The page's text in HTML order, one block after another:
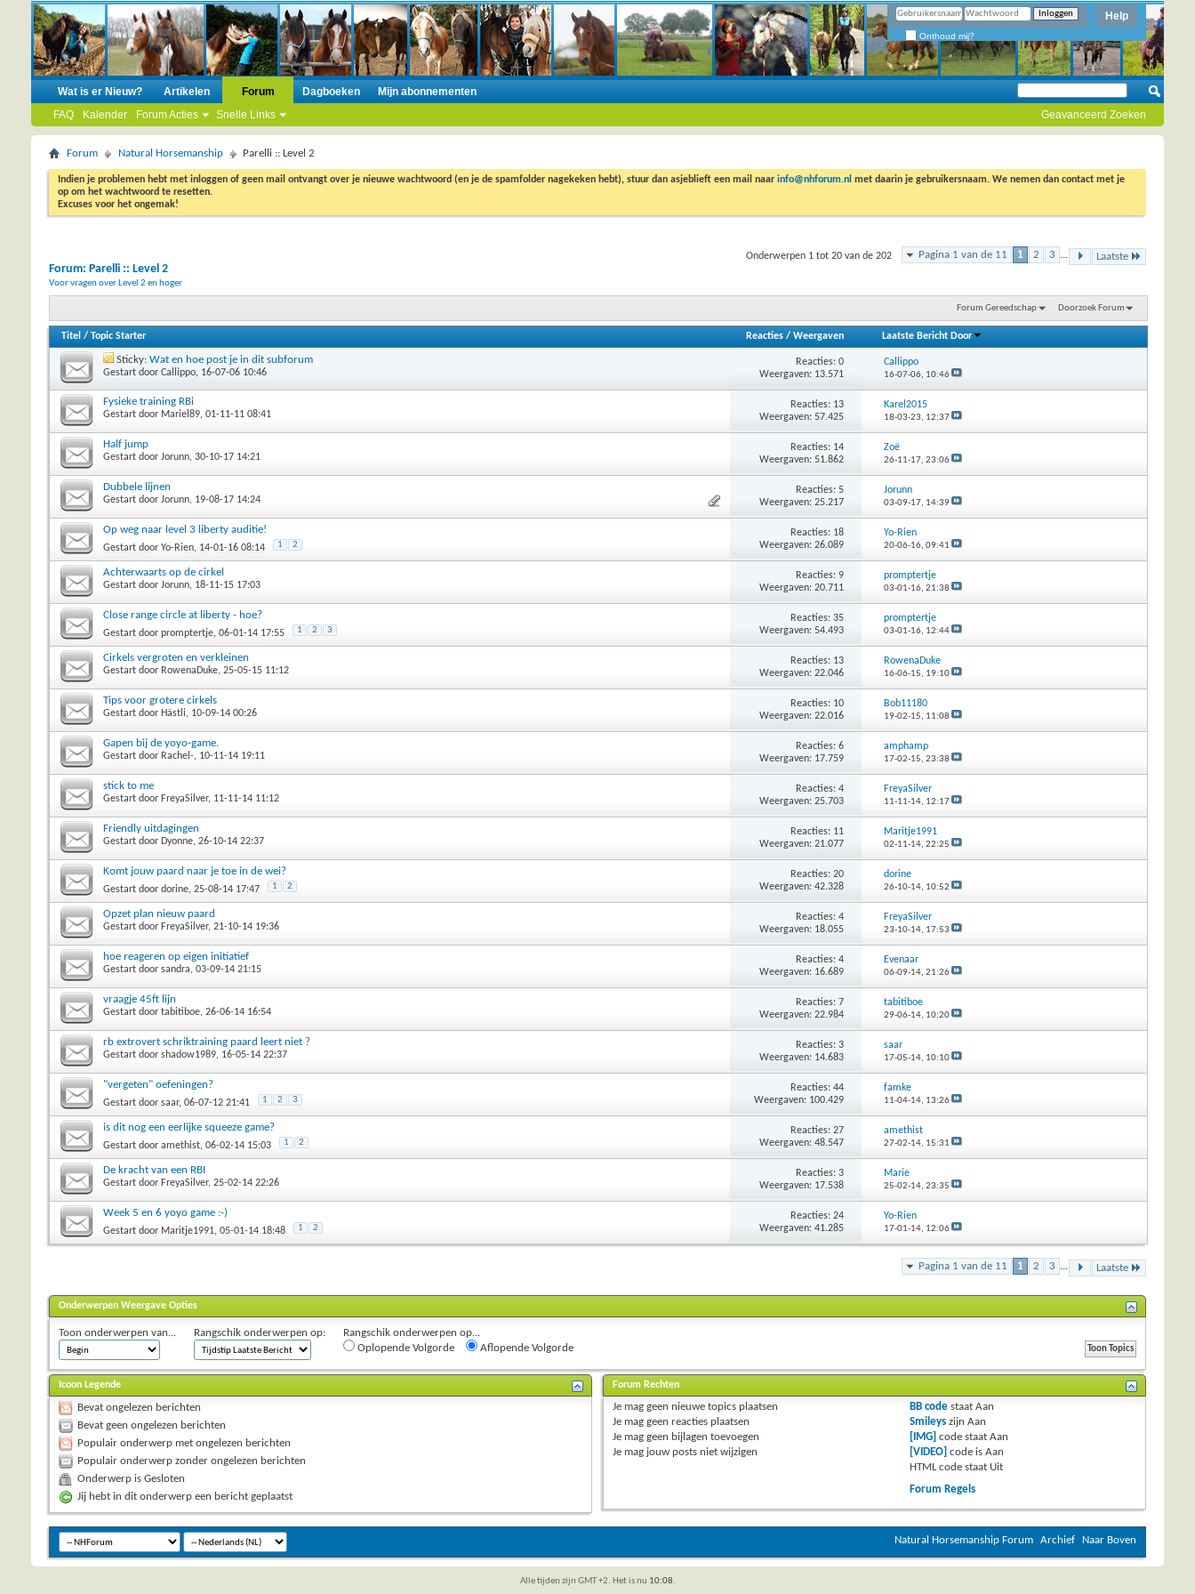
Help
Onthoud mij?
Wat is er Nieuw? Artikelen
Forum
FAQ
Kalender Forum Acties Snelle Links
Dagboeken
Mijn abonnementen
Geavanceerd Zoeken
Forum Natural Horsemanship Parelli :: Level 2
Indien je problemen hebt met inloggen of geen mail ontvangt over je nieuwe wachtwoord (en je de spamfolder nagekeken hebt), stuur dan asjeblieft een mail naar info@nhforum.nl met daarin je gebruikersnaam. We nemen dan contact met je
op om het wachtwoord te resetten.
Excuses voor het ongemak!
Pagina 1 van de 11 1 2 3 ... Laatste
Onderwerpen 1 tot 20 van de 202
Forum: Parelli :: Level 2
Voor vragen over Level 2 en hoger
Forum Gereedschap Doorzoek Forum
Titel / Topic Starter Reacties /Weergaven Laatste Bericht Door
Sticky: Wat en hoe post je in dit subforum
Gestart door Callippo, 16-07-06 10:46
Reacties: 0
Weergaven: 13.571
Callippo
16-07-06, 10:46
Fysieke training RBi
Gestart door Mariel89, 01-11-11 08:41
Reacties: 13
Weergaven: 57.425
Karel2015
18-03-23, 12:37
Half jump
Gestart door Jorunn, 30-10-17 14:21
Reacties: 14
Weergaven: 51.862
Zoë
26-11-17, 23:06
Dubbele lijnen
Gestart door Jorunn, 19-08-17 14:24
Reacties: 5
Weergaven: 25.217
Jorunn
03-09-17, 14:39
Op weg naar level 3 liberty auditie!
Gestart door Yo-Rien, 14-01-16 08:14 1 2
Reacties: 18
Weergaven: 26.089
Yo-Rien
20-06-16, 09:41
Achterwaarts op de cirkel
Gestart door Jorunn, 18-11-15 17:03
Reacties: 9
Weergaven: 20.711
promptertje
03-01-16, 21:38
Close range circle at liberty - hoe?
Gestart door promptertje, 06-01-14 17:55 1 2 3
Reacties: 35
Weergaven: 54.493
promptertje
03-01-16, 12:44
Cirkels vergroten en verkleinen
Gestart door RowenaDuke, 25-05-15 11:12
Reacties: 13
Weergaven: 22.046
RowenaDuke
16-06-15, 19:10
Tips voor grotere cirkels
Gestart door Hästli, 10-09-14 00:26
Reacties: 10
Weergaven: 22.016
Bob11180
19-02-15, 11:08
Gapen bij de yoyo-game.
Gestart door Rachel-, 10-11-14 19:11
Reacties: 6
Weergaven: 17.759
amphamp
17-02-15, 23:38
stick to me
Gestart door FreyaSilver, 11-11-14 11:12
Reacties: 4
Weergaven: 25.703
FreyaSilver
11-11-14, 12:17
Friendly uitdagingen
Gestart door Dyonne, 26-10-14 22:37
Reacties: 11
Weergaven: 21.077
Maritje1991
02-11-14, 22:25
Komt jouw paard naar je toe in de wei?
Gestart door dorine, 25-08-14 17:47 1 2
Reacties: 20
Weergaven: 42.328
dorine
26-10-14, 10:52
Opzet plan nieuw paard
Gestart door FreyaSilver, 21-10-14 19:36
Reacties: 4
Weergaven: 18.055
FreyaSilver
23-10-14, 17:53
hoe reageren op eigen initiatief
Gestart door sandra, 03-09-14 21:15
Reacties: 4
Weergaven: 16.689
Evenaar
06-09-14, 21:26
vraagje 45ft lijn
Gestart door tabitiboe, 26-06-14 16:54
Reacties: 7
Weergaven: 22.984
tabitiboe
29-06-14, 10:20
rb extrovert schriktraining paard leert niet ?
Gestart door shadow1989, 16-05-14 22:37
Reacties: 3
Weergaven: 14.683
saar
17-05-14, 10:10
"vergeten" oefeningen?
Gestart door saar, 06-07-12 21:41 1 2 3
Reacties: 44
Weergaven: 100.429
famke
11-04-14, 13:26
is dit nog een eerlijke squeeze game?
Gestart door amethist, 06-02-14 15:03 1 2
Reacties: 27
Weergaven: 48.547
amethist
27-02-14, 15:31
De kracht van een RBI
Gestart door FreyaSilver, 25-02-14 22:26
Reacties: 3
Weergaven: 17.538
Marie
25-02-14, 23:35
Week 5 en 6 yoyo game :-)
Gestart door Maritje1991, 05-01-14 18:48 1 2
Reacties: 24
Weergaven: 41.285
Yo-Rien
17-01-14, 12:06
Pagina 1 van de 11 1 2 3 ... Laatste
Onderwerpen Weergave Opties
Toon onderwerpen van... Rangschik onderwerpen op:
Rangschik onderwerpen op...
Oplopende Volgorde
Aflopende Volgorde
Icoon Legende
Bevat ongelezen berichten
Bevat geen ongelezen berichten
Populair onderwerp met ongelezen berichten
Populair onderwerp zonder ongelezen berichten
Onderwerp is Gesloten
Jij hebt in dit onderwerp een bericht geplaatst
Forum Rechten
Je mag geen nieuwe topics plaatsen
Je mag geen reacties plaatsen
Je mag geen bijlagen toevoegen
Je mag jouw posts niet wijzigen
BB code staatAan
Smileys zijnAan
[IMG] code staatAan
[VIDEO] code isAan
HTML code staat Uit
Forum Regels
Natural Horsemanship Forum Archief Naar Boven
Alle tijden zijn GMT +2. Het is nu 10:08.